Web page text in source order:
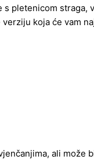
pletenicom
koja će vam
ali može